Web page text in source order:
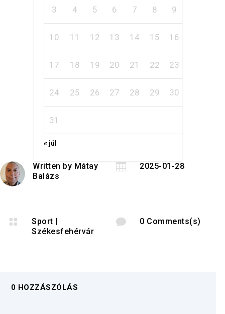
3 4 5 6 7 8 9
10 11 12 13 14 15 16
17 18 19 20 21 22 23
24 25 26 27 28 29 30
31
« júl
Written by Mátay
Balázs
 2025-01-28
 Sport
Székesfehérvár
 0 Comments(s)
0 HOZZÁSZÓLÁS